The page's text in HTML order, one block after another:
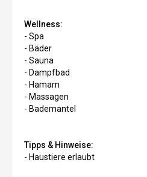
Wellness:
- Spa
- Bäder
- Sauna
- Dampfbad
- Hamam
- Massagen
- Bademantel
Tipps & Hinweise:
- Haustiere erlaubt